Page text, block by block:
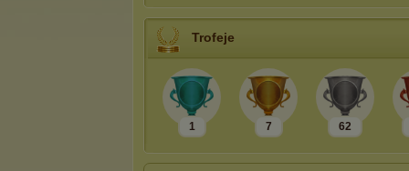
Trofeje
1 7 62